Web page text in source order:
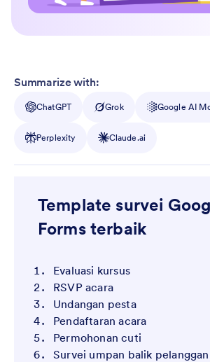
Summarize with:
ChatGPT Grok Google AI
Perplexity Claude.ai
Template survei
Forms terbaik
Evaluasi kursus
RSVP acara
Undangan pesta
Pendaftaran acara
Permohonan cuti
Survei umpan balik pelanggan